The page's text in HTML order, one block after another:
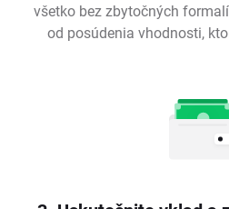
všetko bez zbytočných
od posúdenia vhodnosti,